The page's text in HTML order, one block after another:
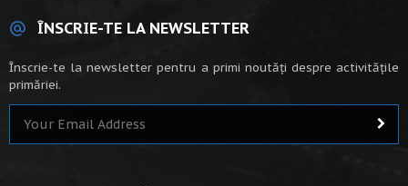
ÎNSCRIE-TE LA NEWSLETTER
Înscrie-te la newsletter pentru a primi noutăți despre activitățile
primăriei.